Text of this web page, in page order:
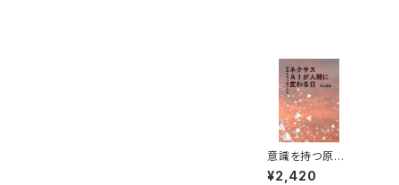
意識を持つ原子
たちネクサス・Ａ
¥2,420